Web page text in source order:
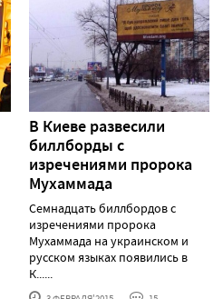
В Киеве развесили
биллборды с
изречениями пророка
Мухаммада
Семнадцать биллбордов с
изречениями пророка
Мухаммада на украинском и
русском языках появились в
К......